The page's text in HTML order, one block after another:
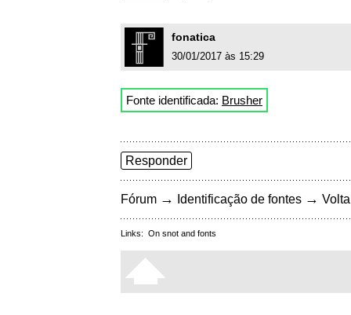
fonatica
30/01/2017 às 15:29
Fonte identificada: Brusher
Responder
Fórum → Identificação de fontes →
Links: On snot and fonts